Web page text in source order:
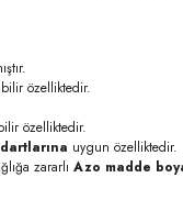
özelliktedir.
özelliktedir.
uygun özelliktedir.
zararlı Azo madde